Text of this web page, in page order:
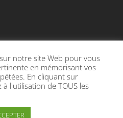
contrat d’association avec l’Etat
CONDRIEU
DE CONFIDENTIALITÉ
notre site Web pour vous
en mémorisant vos
En cliquant sur
l'utilisation de TOUS les